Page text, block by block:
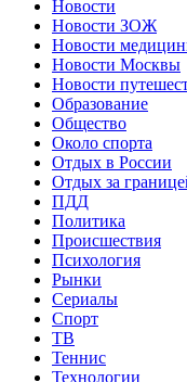
Новости
Новости ЗОЖ
Новости
Новости Москвы
Новости
Образование
Общество
Около спорта
Отдых в России
Отдых за
ПДД
Политика
Происшествия
Психология
Рынки
Сериалы
Спорт
ТВ
Теннис
Технологии